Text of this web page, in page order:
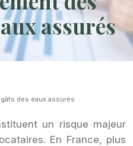
assurés
des eaux assurés
un risque majeur
En France, plus